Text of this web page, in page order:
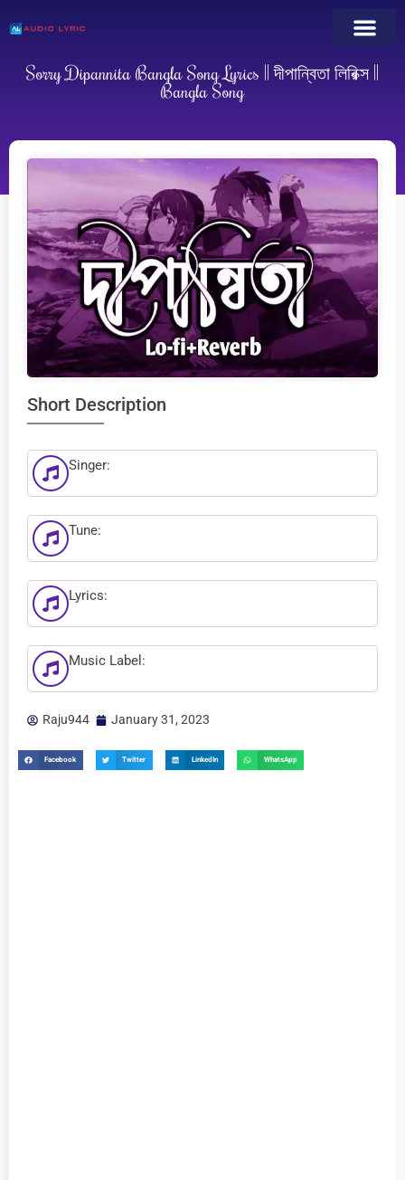
Sorry Dipannita Bangla Song Lyrics || দীপান্বিতা লিরিক্স ||
Bangla Song
Short Description
Singer:
Tune:
Lyrics:
Music Label:
Raju944 January 31, 2023
Facebook Twitter LinkedIn WhatsApp